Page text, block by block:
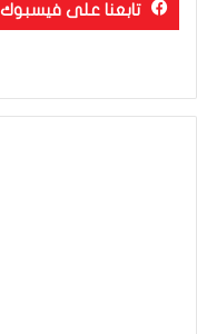
تابعنا على فيسبوك